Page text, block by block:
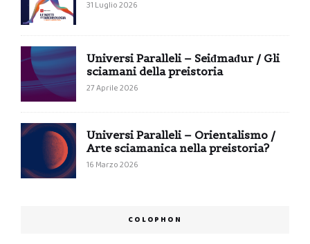
31 Luglio 2026
Universi Paralleli – Seiđmađur / Gli
sciamani della preistoria
27 Aprile 2026
Universi Paralleli – Orientalismo /
Arte sciamanica nella preistoria?
16 Marzo 2026
COLOPHON